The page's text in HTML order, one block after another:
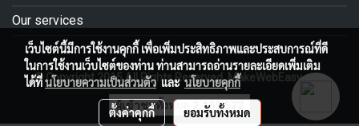
Our services
© Copyright 2015 All Rights Reserved. MakeWebEasy.com
ผู้เข้าชมวันนี้ 914
เว็บไซต์นี้มีการใช้งานคุกกี้ เพื่อเพิ่มประสิทธิภาพและประสบการณ์ที่ดี
ในการใช้งานเว็บไซต์ของท่าน ท่านสามารถอ่านรายละเอียดเพิ่มเติม
ได้ที่นโยบายความเป็นส่วนตัวและนโยบายคุกกี้
ตั้งค่าคุกกี้ ยอมรับทั้งหมด